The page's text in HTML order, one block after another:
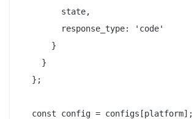
        state,
        response_type: 'code'
      }
    }
  };
  const config = configs[platform];